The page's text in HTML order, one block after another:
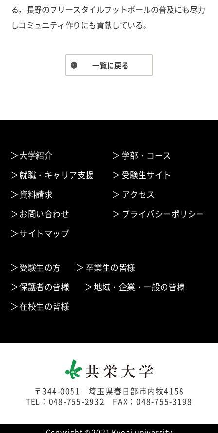
る。長野のフリースタイルフットボールの普及にも尽力
しコミュニティ作りにも貢献している。
一覧に戻る
大学紹介
学部・コース
就職・キャリア支援
受験生サイト
資料請求
アクセス
お問い合わせ
プライバシーポリシー
サイトマップ
受験生の方
卒業生の皆様
保護者の皆様
地域・企業・一般の皆様
在校生の皆様
〒344-0051 埼玉県春日部市内牧4158
TEL：048-755-2932 FAX：048-755-3198